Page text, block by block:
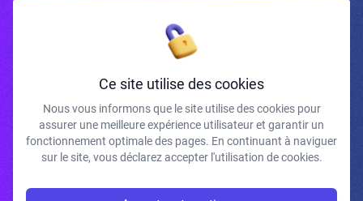
Inscrivez-vous à la newsletter
J'accepte de recevoir vos e-mails et confirme avoir pris connaissance de
votre politique de confidentialité et mentions légales.
Ce site utilise des cookies
Nous vous informons que le site utilise des cookies pour
assurer une meilleure expérience utilisateur et garantir un
fonctionnement optimale des pages. En continuant à naviguer
sur le site, vous déclarez accepter l'utilisation de cookies.